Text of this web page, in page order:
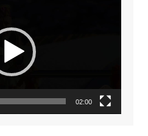
02:00